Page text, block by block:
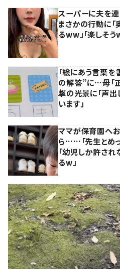
スーパーに夫を
まさかの行動に「
るww」「楽しそう
「絵にあう言葉
の解答”に…母「
撃の光景に「声出
います」
ママが保育園へ
ら……「先生とめ
「幼児しか許さ
るw」